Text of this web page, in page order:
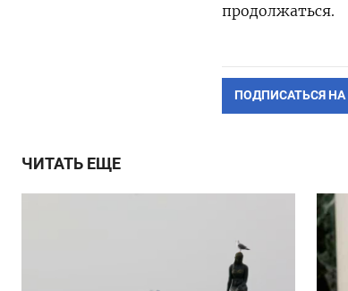
продолжаться.
ПОДПИСАТЬСЯ НА
ЧИТАТЬ ЕЩЕ